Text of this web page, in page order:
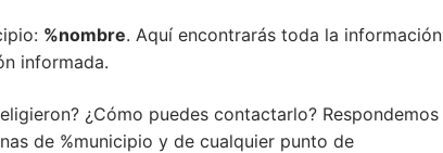
%nombre. Aquí encontrarás toda la información
informada.
¿Cómo puedes contactarlo? Respondemos
de %municipio y de cualquier punto de